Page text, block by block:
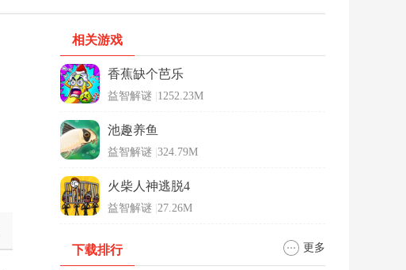
相关游戏
香蕉缺个芭乐
益智解谜 1252.23M
池趣养鱼
益智解谜 324.79M
火柴人神逃脱4
益智解谜 27.26M
下载排行 更多